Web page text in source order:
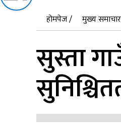
होमपेज /
मुख्य समाचार
सुस्ता